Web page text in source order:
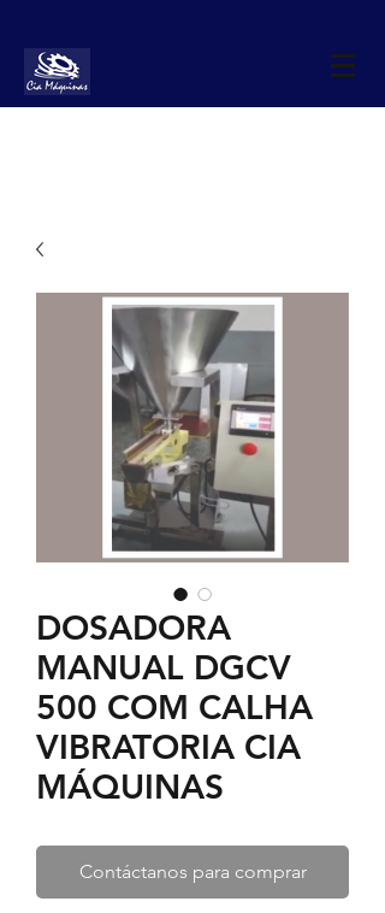
DOSADORA
MANUAL DGCV
500 COM CALHA
VIBRATORIA CIA
MÁQUINAS
Contáctanos para comprar